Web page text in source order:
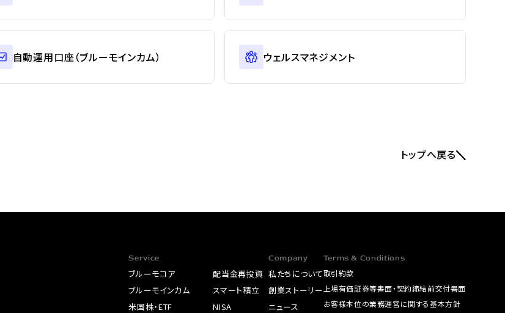
自動運用口座（ブルーモインカム） ウェルスマネジメント
トップへ戻る
Service
ブルーモコア
ブルーモインカム
米国株・ETF
配当金再投資
スマート積立
NISA
Company
私たちについて
創業ストーリー
ニュース
Terms & Conditions
取引約款
上場有価証券等書面・契約締結前交付書面
お客様本位の業務運営に関する基本方針